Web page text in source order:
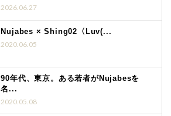
2026.06.27
Nujabes × Shing02〈Luv(...
2020.06.05
90年代、東京。ある若者がNujabesを
名...
2020.05.08